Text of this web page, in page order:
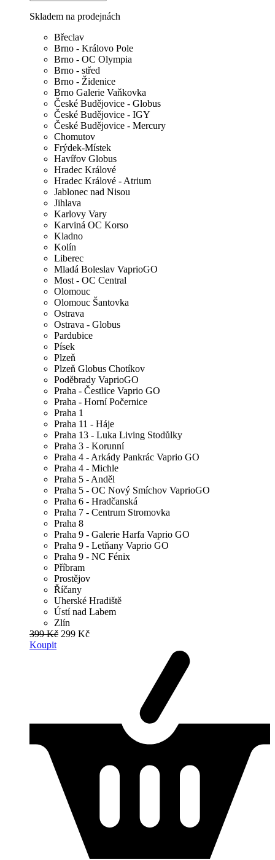
Skladem na prodejnách
Břeclav
Brno - Královo Pole
Brno - OC Olympia
Brno - střed
Brno - Židenice
Brno Galerie Vaňkovka
České Budějovice - Globus
České Budějovice - IGY
České Budějovice - Mercury
Chomutov
Frýdek-Místek
Havířov Globus
Hradec Králové
Hradec Králové - Atrium
Jablonec nad Nisou
Jihlava
Karlovy Vary
Karviná OC Korso
Kladno
Kolín
Liberec
Mladá Boleslav VaprioGO
Most - OC Central
Olomouc
Olomouc Šantovka
Ostrava
Ostrava - Globus
Pardubice
Písek
Plzeň
Plzeň Globus Chotíkov
Poděbrady VaprioGO
Praha - Čestlice Vaprio GO
Praha - Horní Počernice
Praha 1
Praha 11 - Háje
Praha 13 - Luka Living Stodůlky
Praha 3 - Korunní
Praha 4 - Arkády Pankrác Vaprio GO
Praha 4 - Michle
Praha 5 - Anděl
Praha 5 - OC Nový Smíchov VaprioGO
Praha 6 - Hradčanská
Praha 7 - Centrum Stromovka
Praha 8
Praha 9 - Galerie Harfa Vaprio GO
Praha 9 - Letňany Vaprio GO
Praha 9 - NC Fénix
Příbram
Prostějov
Říčany
Uherské Hradiště
Ústí nad Labem
Zlín
399 Kč 299 Kč
Koupit